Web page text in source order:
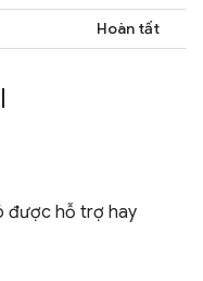
Hoàn tất
được hỗ trợ hay